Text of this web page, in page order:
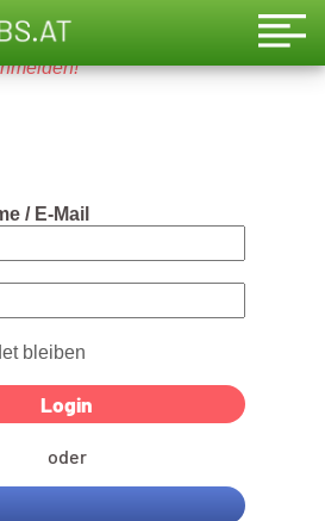
nutzen zu können, bitte ein
/ E-Mail
bleiben
oder